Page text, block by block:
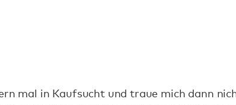
mal in Kaufsucht und traue mich dann